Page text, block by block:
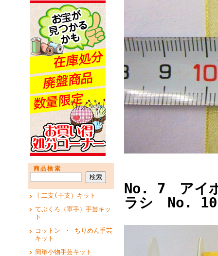
商品検索
十二支(干支）キット
てぶくろ（軍手）手芸キッ
ト
コットン ・ ちりめん手芸
キット
簡単小物手芸キット
No. 7 アイ
ラシ No.